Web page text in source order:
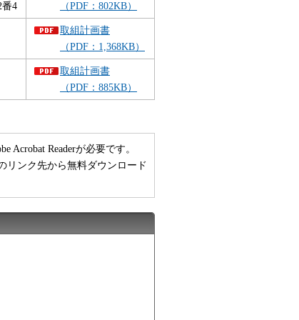
番4 （PDF：802KB）
取組計画書
（PDF：1,368KB）
取組計画書
（PDF：885KB）
Acrobat Readerが必要です。
リンク先から無料ダウンロード